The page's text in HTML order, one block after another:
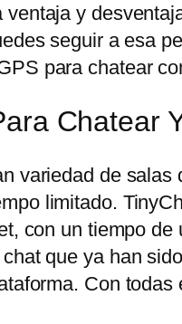
y
seguir a esa
para chatear
Chatear
variedad de
limitado.
con un tiempo de
que ya han
Con